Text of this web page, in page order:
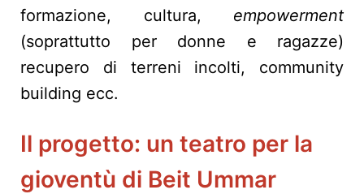
formazione, cultura, empowerment
(soprattutto per donne e ragazze)
recupero di terreni incolti, community
building ecc.
Il progetto: un teatro per la
gioventù di Beit Ummar